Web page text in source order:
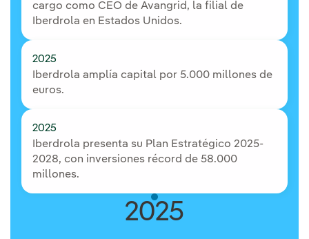
cargo como CEO de Avangrid, la filial de
Iberdrola en Estados Unidos.
2025
Iberdrola amplía capital por 5.000 millones de
euros.
2025
Iberdrola presenta su Plan Estratégico 2025-
2028, con inversiones récord de 58.000
millones.
2025